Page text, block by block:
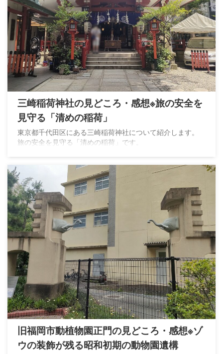
三崎稲荷神社の見どころ・感想※旅の安全を
見守る「清めの稲荷」
東京都千代田区にある三崎稲荷神社について紹介します。
旅の安全を見守る「清めの稲荷」です。
旧福岡市動植物園正門の見どころ・感想※ゾ
ウの装飾が残る昭和初期の動物園遺構